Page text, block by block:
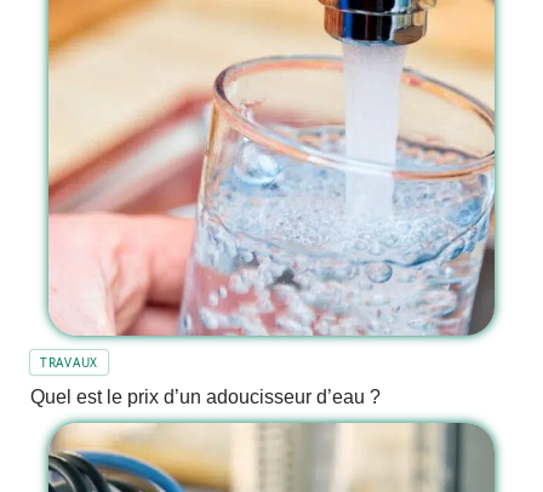
TRAVAUX
Quel est le prix d’un adoucisseur d’eau ?